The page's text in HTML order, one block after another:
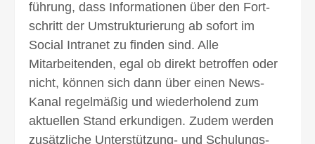
führung, dass Informa­tionen über den Fort­
schritt der Umstruk­turierung ab sofort im
Social Intranet zu finden sind. Alle
Mitarbeitenden, egal ob direkt betroffen oder
nicht, können sich dann über einen News-
Kanal regel­mäßig und wieder­holend zum
aktuellen Stand erkundigen. Zudem werden
zusätzliche Unterstützung- und Schulungs­